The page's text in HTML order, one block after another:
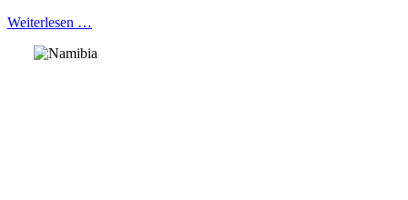
Weiterlesen …